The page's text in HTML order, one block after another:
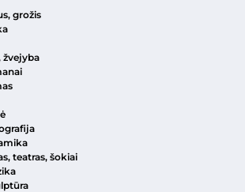
grožis
žvejyba
teatras, šokiai